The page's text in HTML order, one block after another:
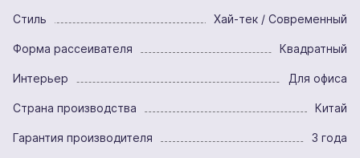
Стиль Хай-тек / Современный
Форма рассеивателя Квадратный
Интерьер Для офиса
Страна производства Китай
Гарантия производителя 3 года